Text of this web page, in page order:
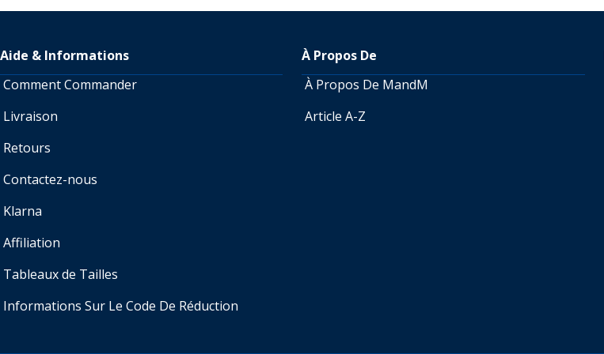
Aide & Informations
Comment Commander
Livraison
Retours
Contactez-nous
Klarna
Affiliation
Tableaux de Tailles
Informations Sur Le Code De Réduction
À Propos De
À Propos De MandM
Article A-Z